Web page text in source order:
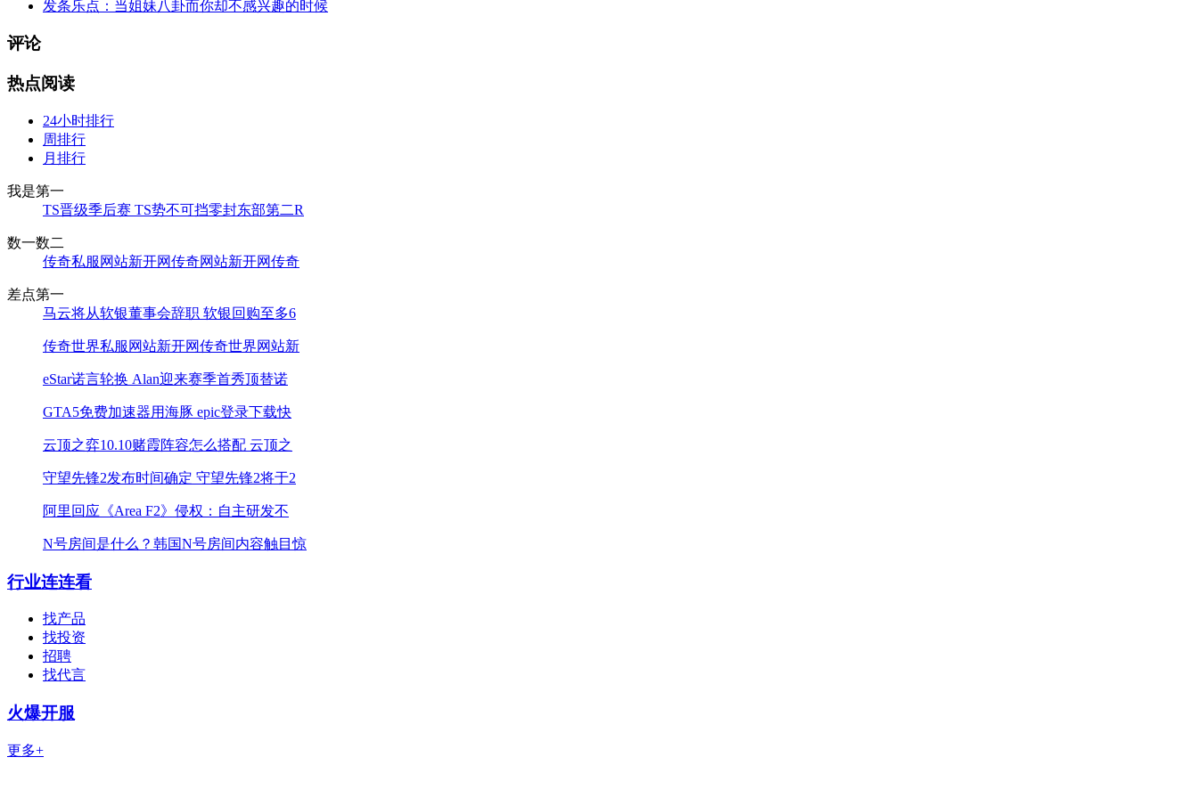
发条乐点：当姐妹八卦而你却不感兴趣的时候
评论
热点阅读
24小时排行
周排行
月排行
我是第一
TS晋级季后赛 TS势不可挡零封东部第二R
数一数二
传奇私服网站新开网传奇网站新开网传奇
差点第一
马云将从软银董事会辞职 软银回购至多6
传奇世界私服网站新开网传奇世界网站新
eStar诺言轮换 Alan迎来赛季首秀顶替诺
GTA5免费加速器用海豚 epic登录下载快
云顶之弈10.10赌霞阵容怎么搭配 云顶之
守望先锋2发布时间确定 守望先锋2将于2
阿里回应《Area F2》侵权：自主研发不
N号房间是什么？韩国N号房间内容触目惊
行业连连看
找产品
找投资
招聘
找代言
火爆开服
更多+